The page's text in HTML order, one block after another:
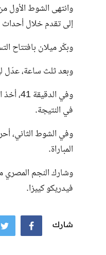
وانتهى الشوط الأول
إلى تقدم خلال أحداث
وبكّر ميلان بافتتاح
وبعد ثلث ساعة، عدّل
وفي
في النتيجة.
المباراة.
وشارك النجم المصري
فيدريكو كييزا.
شارك